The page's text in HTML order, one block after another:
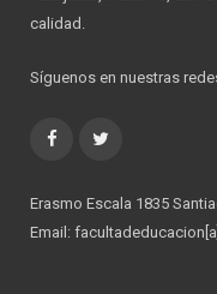
calidad.
Síguenos en nuestras
Facebook
Erasmo Escala 1835
Email: